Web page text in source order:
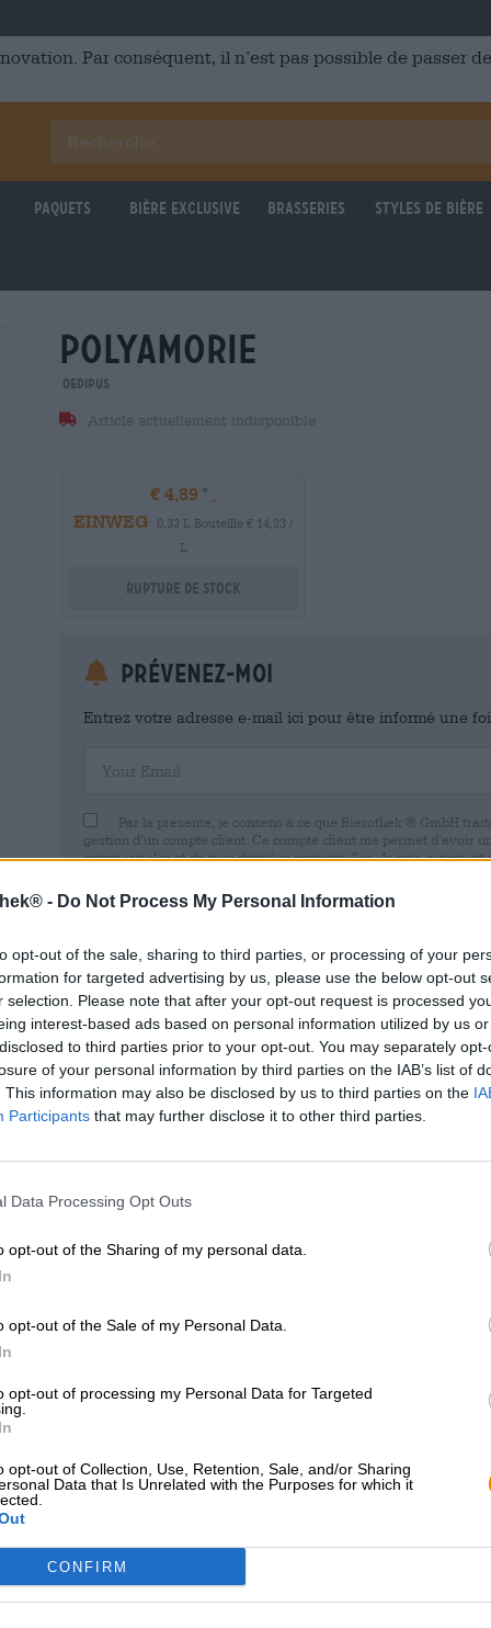
- Do Not Process My Personal Information
opt-out of the sale, sharing to third parties, or processing of your
for targeted advertising by us, please use the below opt-out
selection. Please note that after your opt-out request is processed
interest-based ads based on personal information utilized by us
to third parties prior to your opt-out. You may separately
of your personal information by third parties on the IAB’s list of
This information may also be disclosed by us to third parties on the
Participants that may further disclose it to other third parties.
Data Processing Opt Outs
opt-out of the Sharing of my personal data.
opt-out of the Sale of my Personal Data.
opt-out of processing my Personal Data for Targeted
opt-out of Collection, Use, Retention, Sale, and/or Sharing
Data that Is Unrelated with the Purposes for which it
CONFIRM
Par conséquent, il n’est pas possible de passer
Paquets Bière Exclusive Brasseries Styles de bière
polyamorie
Oedipus
Article actuellement indisponible
€ 4,89
EINWEG
0,33 L Bouteille € 14,33 /
L
Rupture de stock
Prévenez-moi
Entrez votre adresse e-mail ici pour être informé une
Par la présente, je consens à ce que Bierothek ® GmbH
gestion d’un compte client. Ce compte client me permet d’avoir
commerciales et de mes données personnelles. Je suis
consentement n’affecte pas la légalité du traitement effectué sur
retrait. Vous trouverez de plus amples informations dans notre
* Les prix incluent la TVA légale. PlusLivraisonplusDépôt€
* Les prix incluent les droits d’accise
Description Info Critiques(0)
Avec leur délicieux Mango Sour Polyamory, les
compassion envers tous ceux qui n’arrivent tout
bière artisanale a élargi à plusieurs reprises la
polyamour. La Mango Sour fruitée a une teneur en
d’amour entre la Berliner Weisse et l’American Pale
Le résultat coule dans le verre dans un ton doré
enchante par une douceur fruitée, une acidité
mangue.